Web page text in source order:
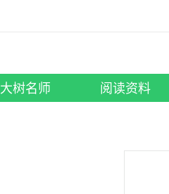
行测老师
申论老师 |
大树名师 阅读资料